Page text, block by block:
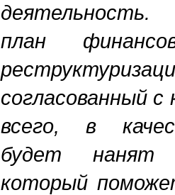
план
согласованный
всего, в
будет нанят
который